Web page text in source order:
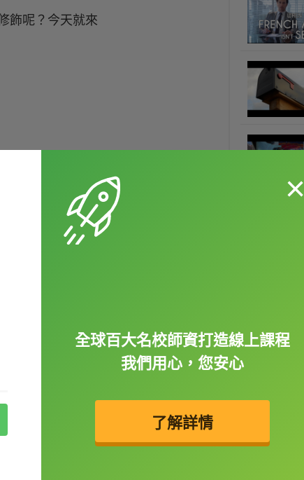
飾呢？今天就來
時候很容易預
×
全球百大名校師資打造線上課程
我們用心，您安心
了解詳情